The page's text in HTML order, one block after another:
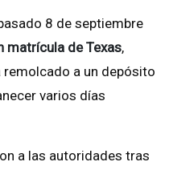
8 de septiembre
matrícula de Texas,
a un depósito
varios días
a las autoridades tras